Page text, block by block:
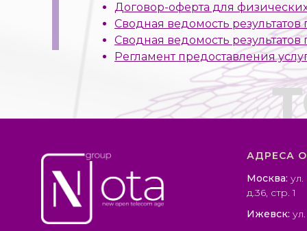
Договор-оферта для
Сводная ведомость
Сводная ведомость
Регламент предоставления
АДРЕСА
Москва:
д.36, стр. 1
Ижевск: